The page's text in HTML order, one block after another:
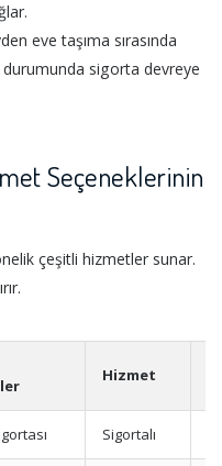
eve taşıma sırasında
durumunda sigorta devreye
Seçeneklerinin
çeşitli hizmetler sunar.
Hizmet
Sigortalı